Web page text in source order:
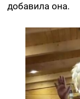
добавила она.